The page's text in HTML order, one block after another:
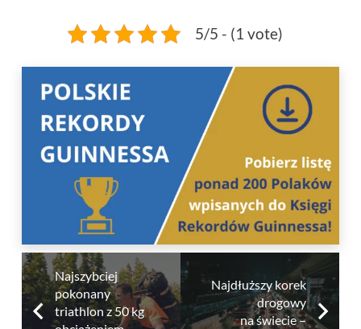
5/5 - (1 vote)
Najszybciej
pokonany
triathlon z 50 kg
Najdłuższy korek
drogowy
na świecie –